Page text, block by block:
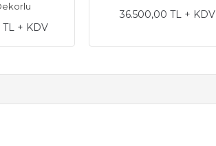
+ KDV
36.500,00 TL + KDV